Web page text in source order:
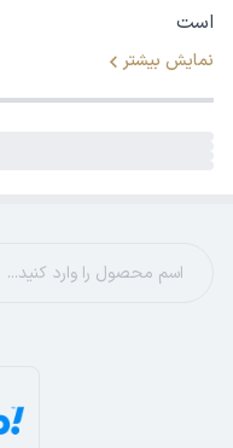
است
نمایش بیشتر